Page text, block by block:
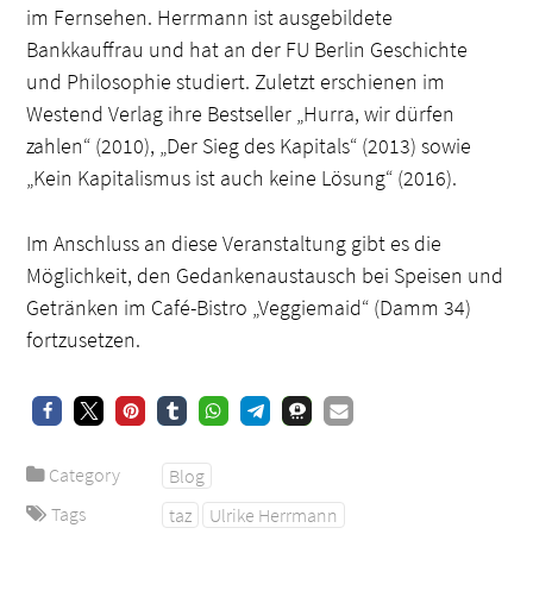
im Fernsehen. Herrmann ist ausgebildete
Bankkauffrau und hat an der FU Berlin Geschichte
und Philosophie studiert. Zuletzt erschienen im
Westend Verlag ihre Bestseller „Hurra, wir dürfen
zahlen“ (2010), „Der Sieg des Kapitals“ (2013) sowie
„Kein Kapitalismus ist auch keine Lösung“ (2016).
Im Anschluss an diese Veranstaltung gibt es die
Möglichkeit, den Gedankenaustausch bei Speisen und
Getränken im Café-Bistro „Veggiemaid“ (Damm 34)
fortzusetzen.
Category
Blog
Tags
taz Ulrike Herrmann